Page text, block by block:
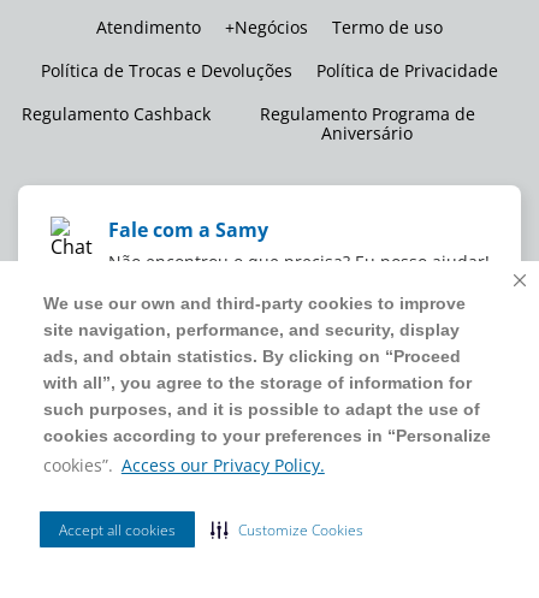
We use our own and third-party cookies to improve
site navigation, performance, and security, display
ads, and obtain statistics. By clicking on “Proceed
with all”, you agree to the storage of information for
such purposes, and it is possible to adapt the use of
cookies according to your preferences in “Personalize
cookies”. Access our Privacy Policy.
Accept all cookies Customize Cookies
We use our own and third-party cookies to improve
site navigation, performance, and security, display
ads, and obtain statistics. By clicking on “Proceed
with all”, you agree to the storage of information for
such purposes, and it is possible to adapt the use of
cookies according to your preferences in “Personalize
cookies”. Access our Privacy Policy.
Accept all cookies Customize Cookies
Atendimento +Negócios
Termo de uso
Política de Trocas e Devoluções
Política de Privacidade
Regulamento Cashback
Regulamento Programa de
Aniversário
Fale com a Samy
Não encontrou o que precisa? Eu posso ajudar!
WMB SUPERMERCADOS DO BRASIL LTDA
CNPJ sob o nº
00.063.960/0001-09
sediada na Av. Tucunaré, nº
125, Barueri, SP, CEP 06460-020
4020 5054
2024 Sam's Club | Todos os direitos reservados.